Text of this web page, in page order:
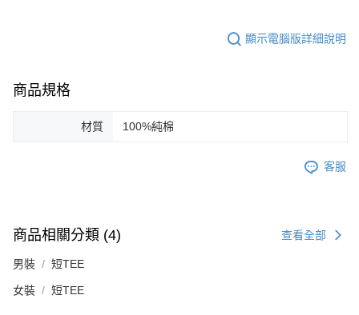
顯示電腦版詳細說明
商品規格
材質 100%純棉
客服
商品相關分類 (4) 查看全部
男裝 短TEE
女裝 短TEE